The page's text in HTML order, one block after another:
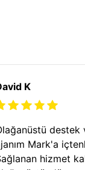
K
destek
Mark'a
hizmet